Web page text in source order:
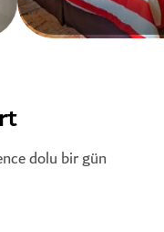
dolu bir gün